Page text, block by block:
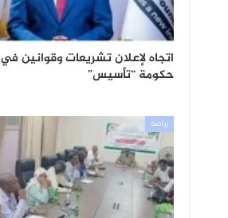
اتجاه لإعلان تشريعات وقوانين في
حكومة “تأسيس”
رياضة